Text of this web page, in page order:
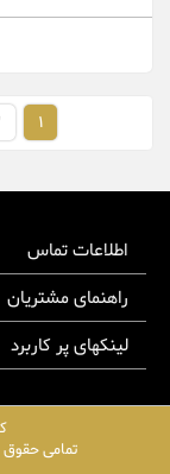
1
اطلاعات تماس
راهنمای مشتریان
لینکهای پر کاربرد
تمامی